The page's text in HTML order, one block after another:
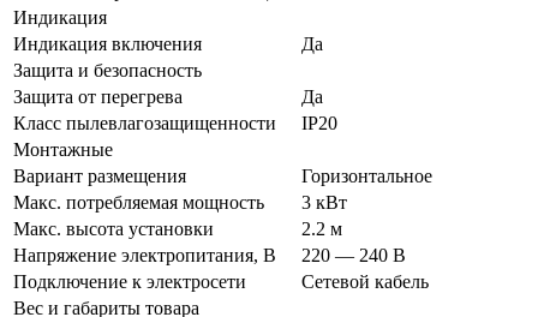
Индикация
Индикация включения
Да
Защита и безопасность
Защита от перегрева
Да
Класс пылевлагозащищенности
IP20
Монтажные
Вариант размещения
Горизонтальное
Макс. потребляемая мощность
3 кВт
Макс. высота установки
2.2 м
Напряжение электропитания, В
220 — 240 В
Подключение к электросети
Сетевой кабель
Вес и габариты товара